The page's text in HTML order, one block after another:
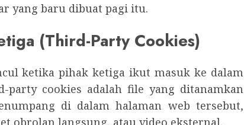
yang baru dibuat pagi itu.
(Third-Party Cookies)
ketika pihak ketiga ikut masuk ke dalam
party cookies adalah file yang ditanamkan
di dalam halaman web tersebut,
obrolan langsung, atau video eksternal.